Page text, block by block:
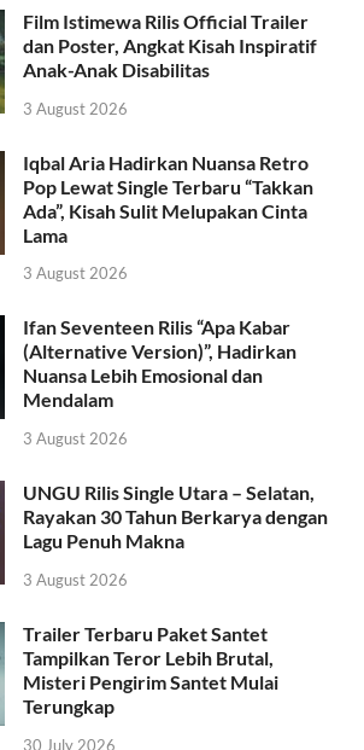
Film Istimewa Rilis Official Trailer
dan Poster, Angkat Kisah Inspiratif
Anak-Anak Disabilitas
3 August 2026
Iqbal Aria Hadirkan Nuansa Retro
Pop Lewat Single Terbaru “Takkan
Ada”, Kisah Sulit Melupakan Cinta
Lama
3 August 2026
Ifan Seventeen Rilis “Apa Kabar
(Alternative Version)”, Hadirkan
Nuansa Lebih Emosional dan
Mendalam
3 August 2026
UNGU Rilis Single Utara – Selatan,
Rayakan 30 Tahun Berkarya dengan
Lagu Penuh Makna
3 August 2026
Trailer Terbaru Paket Santet
Tampilkan Teror Lebih Brutal,
Misteri Pengirim Santet Mulai
Terungkap
30 July 2026